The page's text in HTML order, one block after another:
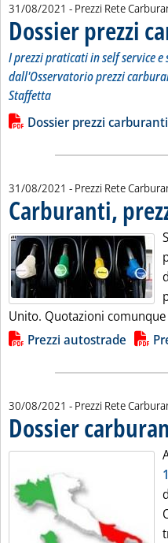
31/08/2021 - Prezzi Rete
Dossier prezzi
I prezzi praticati in self service
dall'Osservatorio prezzi
Staffetta
Leggi tutta la notizia:
Lista allegati PDF
Dossier prezzi
31/08/2021 - Prezzi Rete
Carburanti,
Unito. Quotazioni
Lista allegati PDF
Prezzi autostrade
30/08/2021 - Prezzi Rete
Dossier